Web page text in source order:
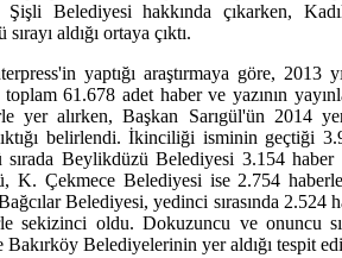
Şişli Belediyesi hakkında çıkarken,
aldığı ortaya çıktı.
yaptığı araştırmaya göre, 2013
toplam 61.678 adet haber ve yazının
yer alırken, Başkan Sarıgül'ün 2014
belirlendi. İkinciliği isminin geçtiği
sırada Beylikdüzü Belediyesi 3.154
K. Çekmece Belediyesi ise 2.754 haberle
Belediyesi, yedinci sırasında
sekizinci oldu. Dokuzuncu ve onuncu
Bakırköy Belediyelerinin yer aldığı tespit